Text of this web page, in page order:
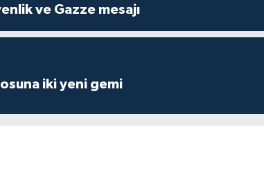
ve Gazze mesajı
iki yeni gemi